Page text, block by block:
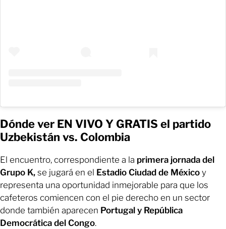
Dónde ver EN VIVO Y GRATIS el partido
Uzbekistán vs. Colombia
El encuentro, correspondiente a la primera jornada del
Grupo K, se jugará en el Estadio Ciudad de México y
representa una oportunidad inmejorable para que los
cafeteros comiencen con el pie derecho en un sector
donde también aparecen Portugal y República
Democrática del Congo.